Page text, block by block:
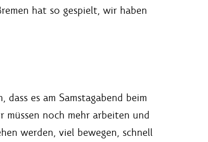
hat so gespielt, wir haben
es am Samstagabend beim
müssen noch mehr arbeiten und
werden, viel bewegen, schnell